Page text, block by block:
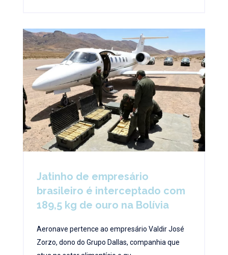
Jatinho de empresário
brasileiro é interceptado com
189,5 kg de ouro na Bolívia
Aeronave pertence ao empresário Valdir José
Zorzo, dono do Grupo Dallas, companhia que